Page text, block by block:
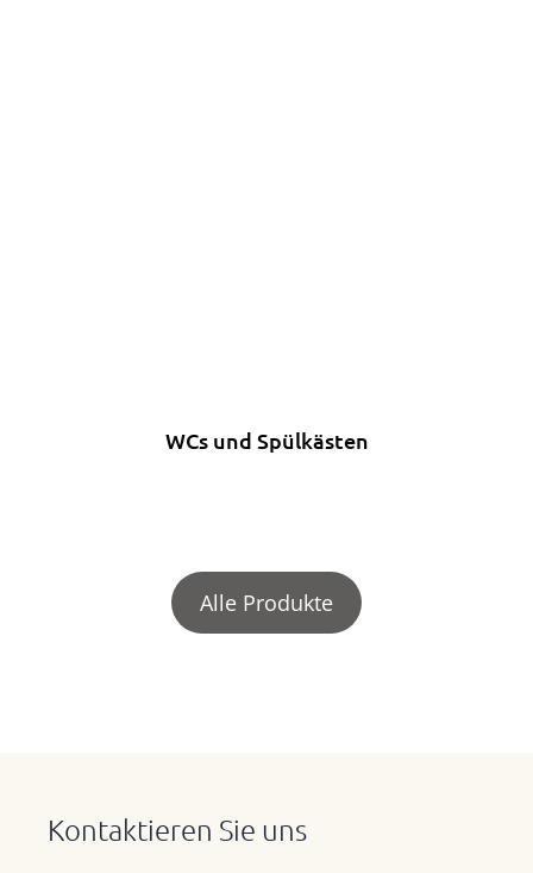
WCs und Spülkästen
Alle Produkte
Kontaktieren Sie uns